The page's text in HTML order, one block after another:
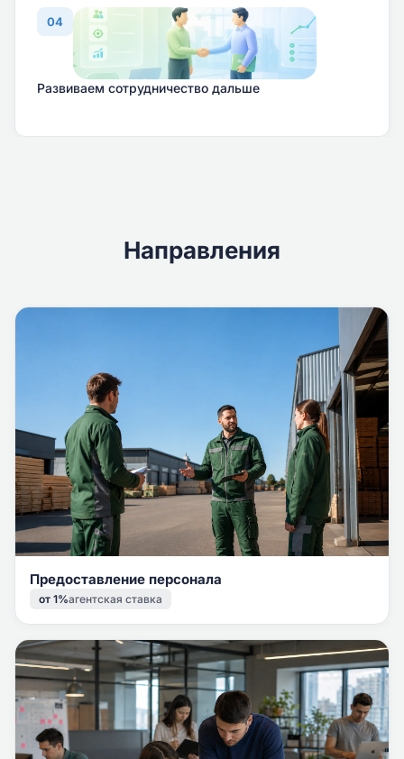
04
Развиваем сотрудничество дальше
Направления
Предоставление персонала
от 1%агентская ставка